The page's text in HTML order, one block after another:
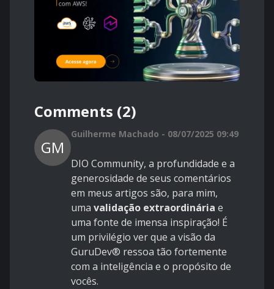
Comments (2)
GM
Guilherme Machado - 08/07/2025 09:49
DIO Community, a profundidade e a
generosidade de seus comentários
em meus artigos são, para mim,
uma validação extraordinária e
uma fonte de imensa inspiração! É
um privilégio ver que a visão da
GuruDev® ressoa tão fortemente
com a inteligência e o propósito de
vocês.